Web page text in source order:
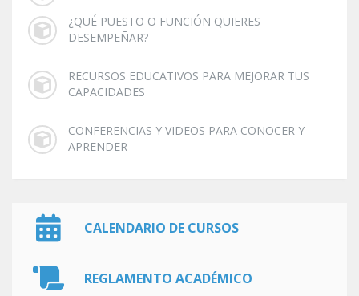
¿QUÉ PUESTO O FUNCIÓN QUIERES
DESEMPEÑAR?
RECURSOS EDUCATIVOS PARA MEJORAR TUS
CAPACIDADES
CONFERENCIAS Y VIDEOS PARA CONOCER Y
APRENDER
CALENDARIO DE CURSOS
REGLAMENTO ACADÉMICO